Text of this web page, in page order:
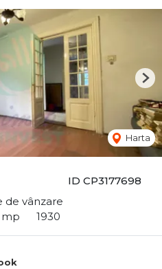
ID CP3177698
de vânzare
mp 1930
Harta